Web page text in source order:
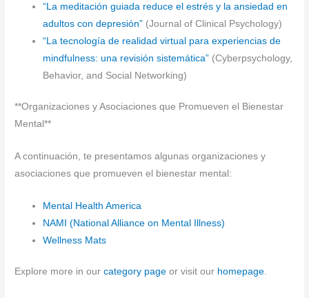
“La meditación guiada reduce el estrés y la ansiedad en
adultos con depresión” (Journal of Clinical Psychology)
“La tecnología de realidad virtual para experiencias de
mindfulness: una revisión sistemática” (Cyberpsychology,
Behavior, and Social Networking)
**Organizaciones y Asociaciones que Promueven el Bienestar
Mental**
A continuación, te presentamos algunas organizaciones y
asociaciones que promueven el bienestar mental:
Mental Health America
NAMI (National Alliance on Mental Illness)
Wellness Mats
Explore more in ourcategory page or visit our homepage.